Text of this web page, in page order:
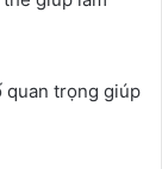
quan trọng giúp